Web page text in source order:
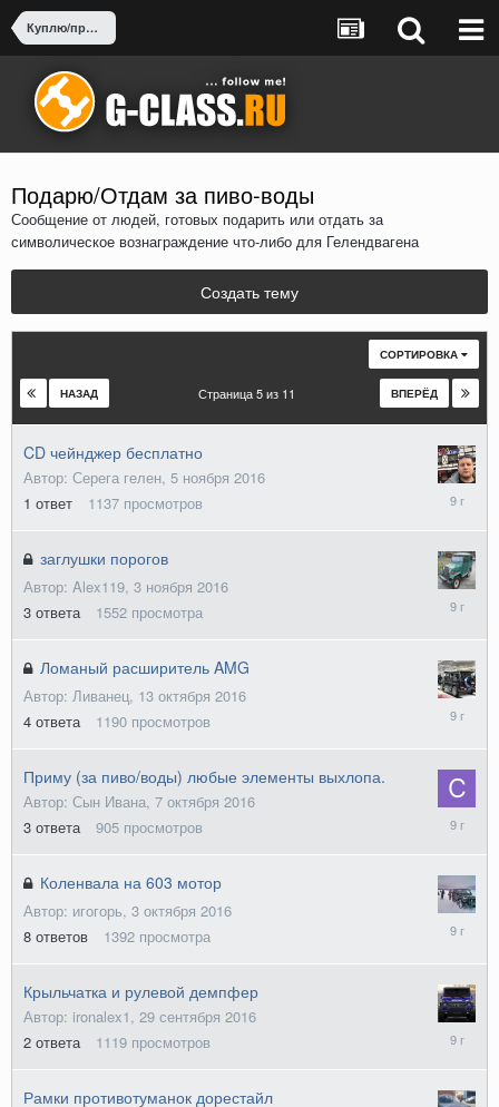
Куплю/продам
Подарю/Отдам за пиво-воды
Сообщение от людей, готовых подарить или отдать за
символическое вознаграждение что-либо для Гелендвагена
Создать тему
СОРТИРОВКА
НАЗАД ВПЕРЁД
Страница 5 из 11
CD чейнджер бесплатно
Автор: Серега гелен, 5 ноября 2016
1 ответ 1137 просмотров
ноября
2016
заглушки порогов
Автор: Alex119, 3 ноября 2016
3 ответа 1552 просмотра
24
ноября
2016
Ломаный расширитель AMG
Автор: Ливанец, 13 октября 2016
4 ответа 1190 просмотров
19
октября
2016
Приму (за пиво/воды) любые элементы выхлопа.
Автор: Сын Ивана, 7 октября 2016
3 ответа 905 просмотров
октября
2016
Коленвала на 603 мотор
Автор: игогорь, 3 октября 2016
8 ответов 1392 просмотра
12
октября
2016
Крыльчатка и рулевой демпфер
Автор: ironalex1, 29 сентября 2016
2 ответа 1119 просмотров
октября
2016
Рамки противотуманок дорестайл